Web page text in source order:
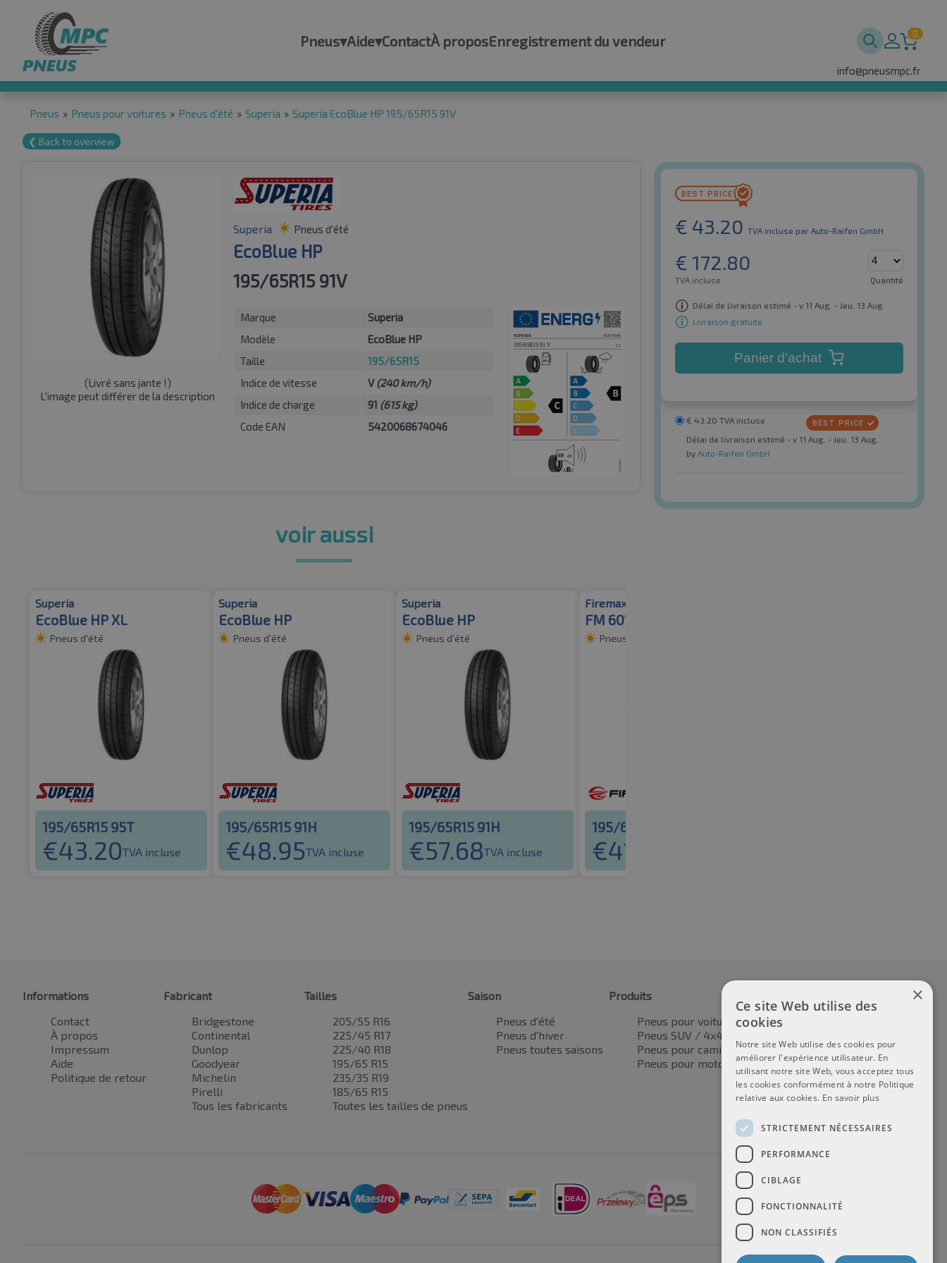
Pneus▾Aide▾ContactÀ proposEnregistrement du vendeur 0
info@pneusmpc.fr
Pneus » Pneus pour voitures » Pneus d'été » Superia » Superia EcoBlue HP 195/65R15 91V
❮ Back to overview
(Livré sans jante !)
L'image peut différer de la description
Superia Pneus d'été
EcoBlue HP
195/65R15 91V
Marque
Superia
Modèle
EcoBlue HP
Taille
195/65R15
Indice de vitesse
V(240 km/h)
Indice de charge
91 (615 kg)
Code EAN
5420068674046
€ 43.20 TVA incluse par Auto-Raifen GmbH
€ 172.80
TVA incluse Quantité
Délai de livraison estimé - v 11 Aug. - Jeu. 13 Aug.
Livraison gratuite
Panier d'achat
€ 43.20 TVA incluse
Délai de livraison estimé - v 11 Aug. - Jeu. 13 Aug.
by Auto-Raifen GmbH
voir aussi
Superia
EcoBlue HP XL
Pneus d'été
195/65R15 95T
€43.20TVA incluse
Superia
EcoBlue HP
Pneus d'été
195/65R15 91H
€48.95TVA incluse
Superia
EcoBlue HP
Pneus d'été
195/65R15 91H
€57.68TVA incluse
Firemax
FM 601
Pneus d'été
195/65R15 91V
€41.26
Informations
Contact
À propos
Impressum
Aide
Politique de retour
Fabricant
Bridgestone
Continental
Dunlop
Goodyear
Michelin
Pirelli
Tous les fabricants
Tailles
205/55 R16
225/45 R17
225/40 R18
195/65 R15
235/35 R19
185/65 R15
Toutes les tailles de pneus
Saison
Pneus d'été
Pneus d'hiver
Pneus toutes saisons
Produits
Pneus pour voitures
Pneus SUV / 4x4
Pneus pour camionnettes
Pneus pour motos
×
Ce site Web utilise des
cookies
Notre site Web utilise des cookies pour
améliorer l'expérience utilisateur. En
utilisant notre site Web, vous acceptez tous
les cookies conformément à notre Politique
relative aux cookies. En savoir plus
STRICTEMENT NÉCESSAIRES
PERFORMANCE
CIBLAGE
FONCTIONNALITÉ
NON CLASSIFIÉS